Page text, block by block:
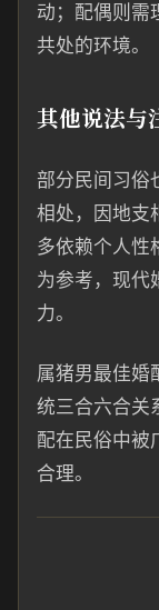
动；配偶则需
共处的环境。
其他说法与
部分民间习俗
相处，因地支
多依赖个人性
为参考，现代
力。
属猪男最佳婚
统三合六合关
配在民俗中被
合理。